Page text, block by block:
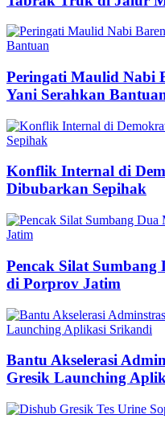
Peringati Maulid Nabi
Yani Serahkan
Konflik Internal di
Dibubarkan Sepihak
Pencak Silat Sumbang
di Porprov Jatim
Bantu Akselerasi
Gresik Launching